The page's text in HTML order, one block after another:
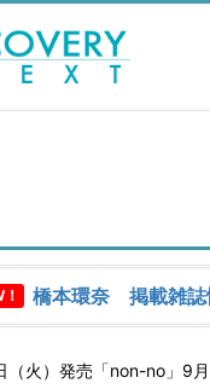
橋本環奈 掲載雑誌
（火）発売「non-no」9